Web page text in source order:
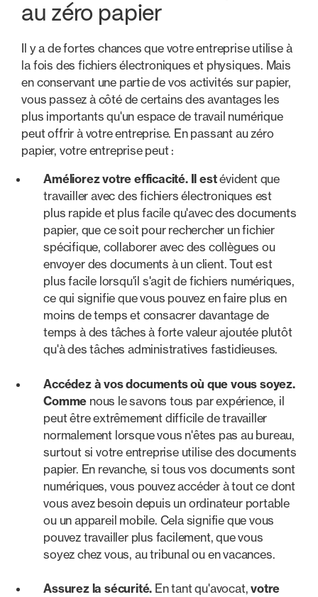
au zéro papier
Il y a de fortes chances que votre entreprise utilise à
la fois des fichiers électroniques et physiques. Mais
en conservant une partie de vos activités sur papier,
vous passez à côté de certains des avantages les
plus importants qu'un espace de travail numérique
peut offrir à votre entreprise. En passant au zéro
papier, votre entreprise peut :
Améliorez votre efficacité. Il estévident que
travailler avec des fichiers électroniques est
plus rapide et plus facile qu'avec des documents
papier, que ce soit pour rechercher un fichier
spécifique, collaborer avec des collègues ou
envoyer des documents à un client. Tout est
plus facile lorsqu'il s'agit de fichiers numériques,
ce qui signifie que vous pouvez en faire plus en
moins de temps et consacrer davantage de
temps à des tâches à forte valeur ajoutée plutôt
qu'à des tâches administratives fastidieuses.
Accédez à vos documents où que vous soyez.
Comme nous le savons tous par expérience, il
peut être extrêmement difficile de travailler
normalement lorsque vous n'êtes pas au bureau,
surtout si votre entreprise utilise des documents
papier. En revanche, si tous vos documents sont
numériques, vous pouvez accéder à tout ce dont
vous avez besoin depuis un ordinateur portable
ou un appareil mobile. Cela signifie que vous
pouvez travailler plus facilement, que vous
soyez chez vous, au tribunal ou en vacances.
Assurez la sécurité. En tant qu'avocat,votre